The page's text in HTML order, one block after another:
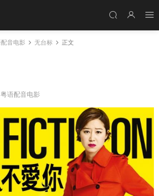
音电影 无台标 正文
粤语配音电影